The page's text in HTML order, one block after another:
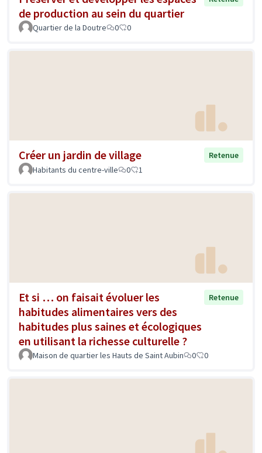
de production au sein du quartier
Quartier de la Doutre 0 0
Créer un jardin de village
Retenue
Habitants du centre-ville
0 1
Et si … on faisait évoluer les
habitudes alimentaires vers des
habitudes plus saines et écologiques
en utilisant la richesse culturelle ?
Retenue
Maison de quartier les Hauts de Saint Aubin 0 0